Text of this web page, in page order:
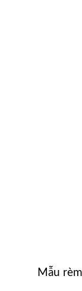
Mẫu